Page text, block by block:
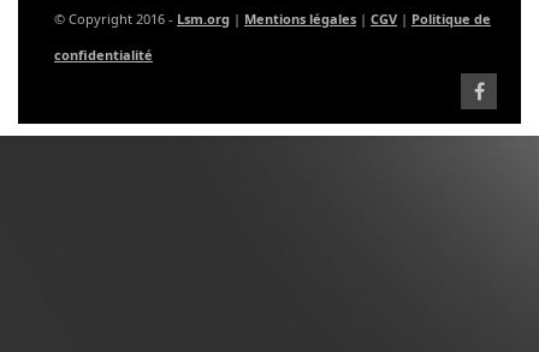
© Copyright 2016 - Lsm.org | Mentions légales | CGV | Politique de
confidentialité